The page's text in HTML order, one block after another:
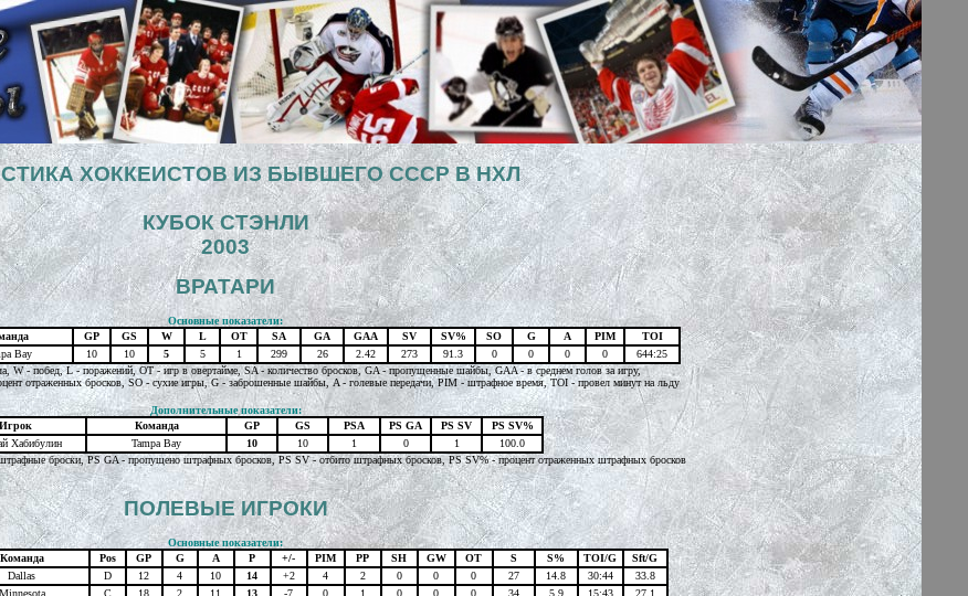
ХОККЕИСТОВ ИЗ БЫВШЕГО СССР В НХЛ
КУБОК СТЭНЛИ
2003
ВРАТАРИ
Основные показатели:
GP GS W L OT SA GA GAA SV SV% SO G A PIM
TOI
Bay 10 10 5 5 1 299 26 2.42 273 91.3 0 0 0 0
644:25
W - побед, L - поражений, OT - игр в овертайме, SA - количество бросков, GA - пропущенные шайбы, GAA - в среднем голов за игру,
отраженных бросков, SO - сухие игры, G - заброшенные шайбы, A - голевые передачи, PIM - штрафное время, TOI - провел минут на льду
Дополнительные показатели:
Игрок Команда GP GS PSA PS GA PS SV
PS SV%
Хабибулин Tampa Bay 10 10 1 0 1
100.0
броски, PS GA - пропущено штрафных бросков, PS SV - отбито штрафных бросков, PS SV% - процент отраженных штрафных бросков
ПОЛЕВЫЕ ИГРОКИ
Основные показатели:
Команда Pos GP G A P +/- PIM PP SH GW OT S S% TOI/G
Sft/G
Dallas D 12 4 10 14 +2 4 2 0 0 0 27 14.8 30:44
33.8